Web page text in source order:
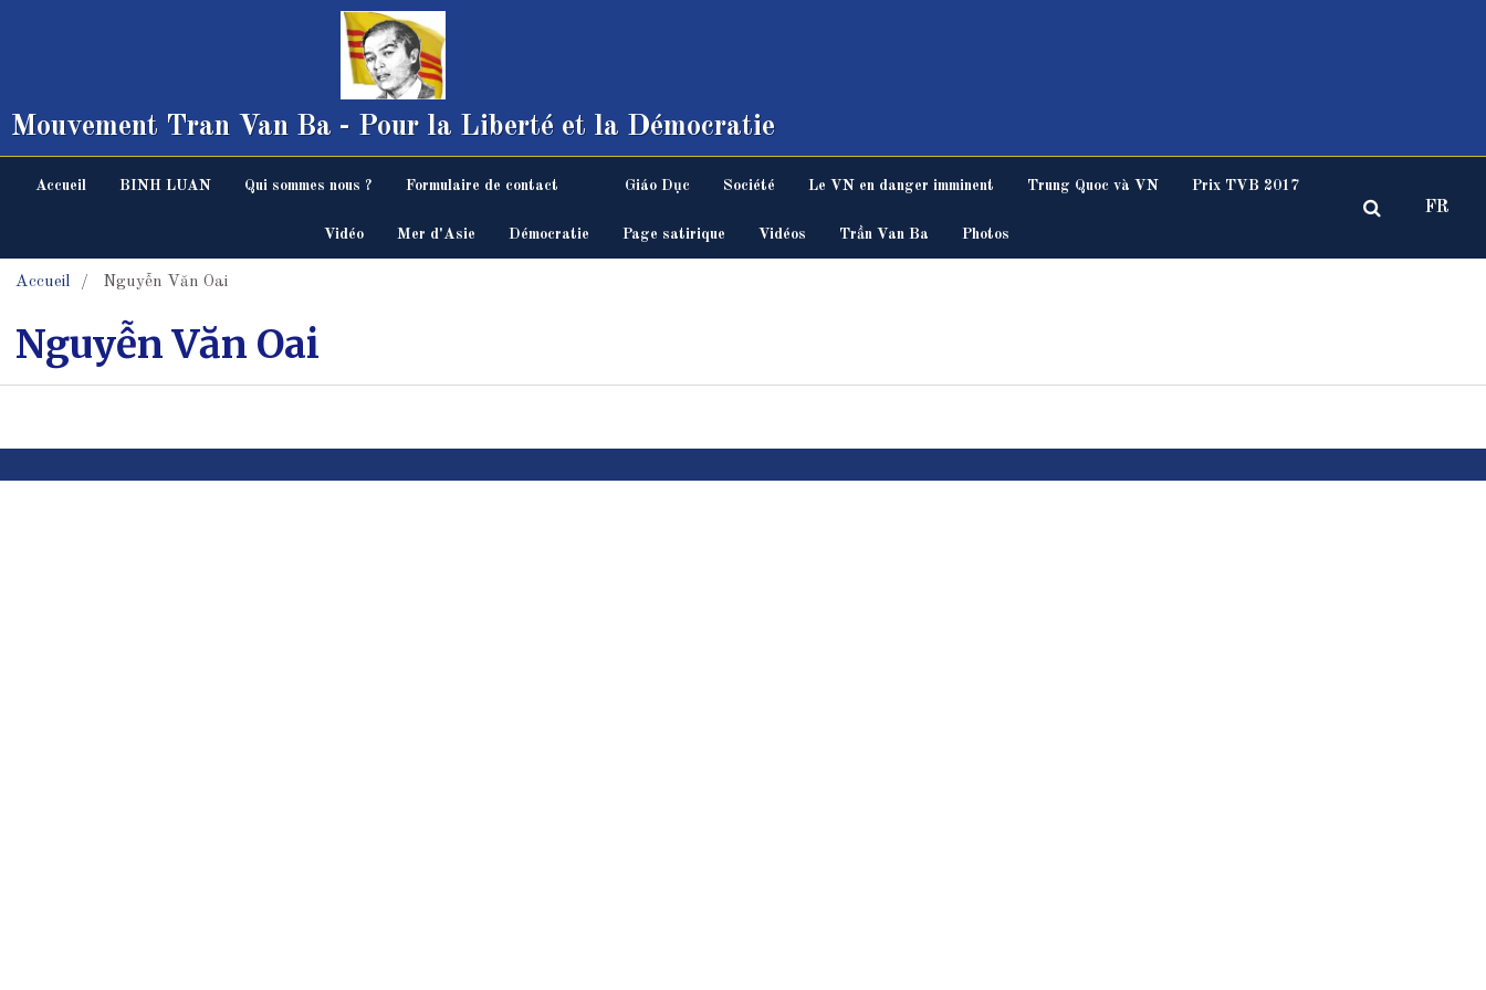
Mouvement Tran Van Ba - Pour la Liberté et la Démocratie
Accueil BINH LUAN Qui sommes nous ? Formulaire de contact Giáo Dục Société Le VN en danger imminent Trung Quoc và VN Prix TVB 2017
Vidéo Mer d'Asie Démocratie Page satirique Vidéos Trần Van Ba Photos
FR
Accueil Nguyễn Văn Oai
Nguyễn Văn Oai